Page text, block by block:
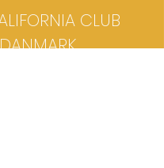
CLUB